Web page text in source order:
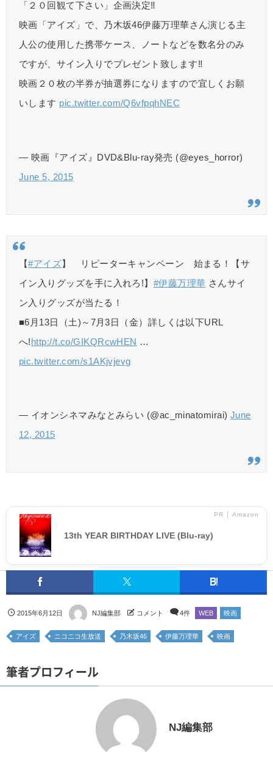
「２０回観て下さい」企画決定‼️
映画「アイズ」で、乃木坂46伊藤万理華さん演じる主
人公の使用した携帯ケース、ノートなどを数名分のみ
ですが、サイン入りでプレゼント致します‼️
映画２０枚の半券が抽選券になりますので宜しくお願
いします pic.twitter.com/Q6vfpqhNEC
— 映画『アイズ』DVD&Blu-ray発売 (@eyes_horror)
June 5, 2015
【#アイズ】 リピーターキャンペーン 始まる！【サ
イン入りグッズを手に入れろ!】 #伊藤万理華 さんサイ
ン入りグッズが当たる！
■6月13日（土)～7月3日（金）詳しくは以下URL
へ!http://t.co/GIKQRcwHEN …
pic.twitter.com/s1AKjvjevg
— イオンシネマみなとみらい (@ac_minatomirai) June
12, 2015
PR │ Amazon
13th YEAR BIRTHDAY LIVE (Blu-ray)
2015年6月12日 NJ編集部 コメント 4件 WEB 映画
アイズ ニコニコ生放送 乃木坂46 伊藤万理華 映画
筆者プロフィール
NJ編集部